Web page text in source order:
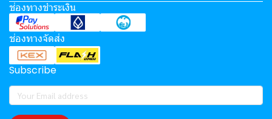
ช่องทางชำระเงิน
ช่องทางจัดส่ง
Subscribe